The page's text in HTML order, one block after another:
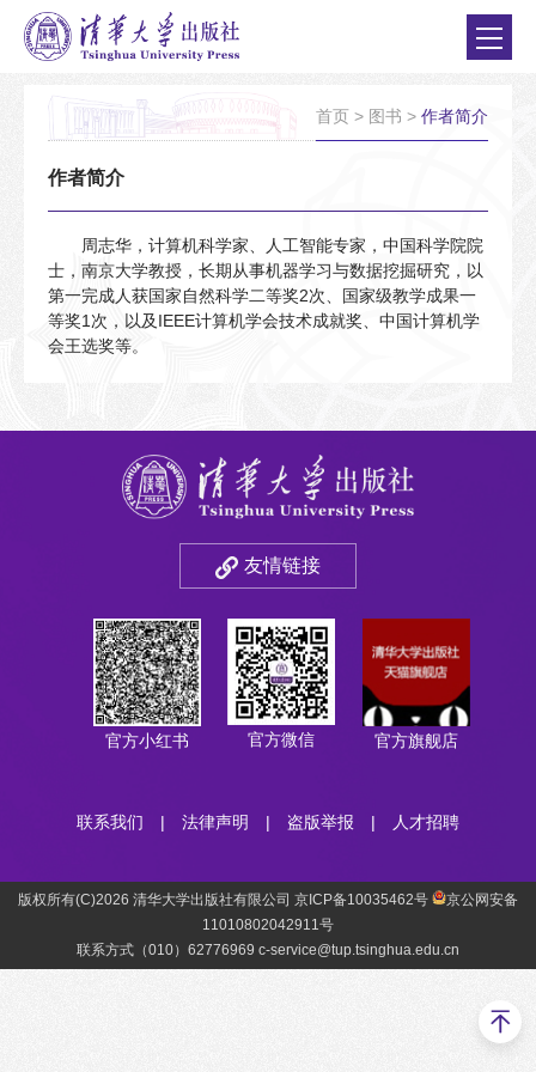
首页 > 图书 > 作者简介
作者简介
周志华，计算机科学家、人工智能专家，中国科学院院
士，南京大学教授，长期从事机器学习与数据挖掘研究，以
第一完成人获国家自然科学二等奖2次、国家级教学成果一
等奖1次，以及IEEE计算机学会技术成就奖、中国计算机学
会王选奖等。
友情链接
官方小红书 官方微信 官方旗舰店
联系我们 | 法律声明 | 盗版举报 | 人才招聘
版权所有(C)2026 清华大学出版社有限公司 京ICP备10035462号
京公网安备
11010802042911号
联系方式（010）62776969 c-service@tup.tsinghua.edu.cn